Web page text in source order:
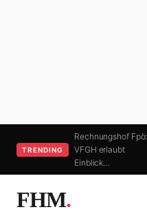
TRENDING
Rechnungshof Fpö:
VFGH erlaubt
Einblick…
FHM.